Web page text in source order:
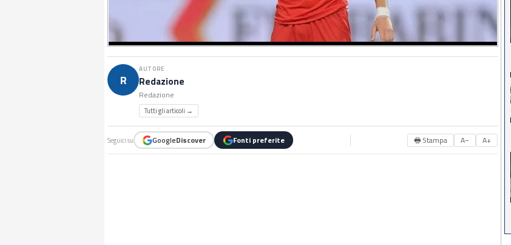
R
AUTORE
Redazione
Redazione
Tutti gli articoli →
Seguici su GoogleDiscover Fonti preferite 🖶 Stampa A− A+